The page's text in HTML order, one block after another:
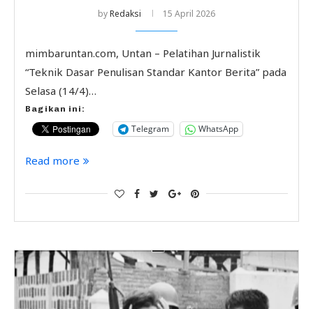
byRedaksi 15 April 2026
mimbaruntan.com, Untan – Pelatihan Jurnalistik
“Teknik Dasar Penulisan Standar Kantor Berita” pada
Selasa (14/4)…
Bagikan ini:
Telegram WhatsApp
Read more